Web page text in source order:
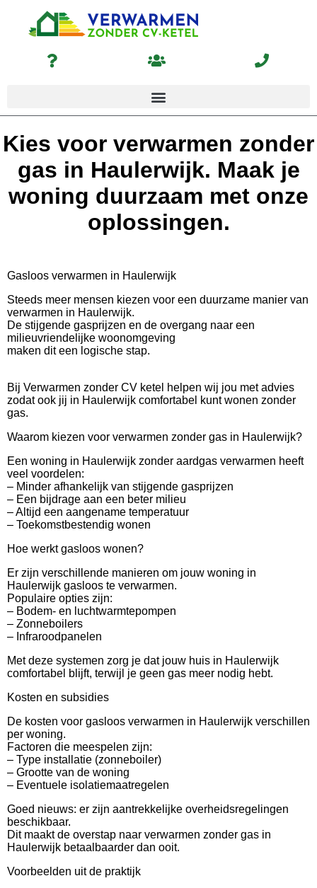
Kies voor verwarmen zonder
gas in Haulerwijk. Maak je
woning duurzaam met onze
oplossingen.
Gasloos verwarmen in Haulerwijk
Steeds meer mensen kiezen voor een duurzame manier van
verwarmen in Haulerwijk.
De stijgende gasprijzen en de overgang naar een
milieuvriendelijke woonomgeving
maken dit een logische stap.
Bij Verwarmen zonder CV ketel helpen wij jou met advies
zodat ook jij in Haulerwijk comfortabel kunt wonen zonder
gas.
Waarom kiezen voor verwarmen zonder gas in Haulerwijk?
Een woning in Haulerwijk zonder aardgas verwarmen heeft
veel voordelen:
– Minder afhankelijk van stijgende gasprijzen
– Een bijdrage aan een beter milieu
– Altijd een aangename temperatuur
– Toekomstbestendig wonen
Hoe werkt gasloos wonen?
Er zijn verschillende manieren om jouw woning in
Haulerwijk gasloos te verwarmen.
Populaire opties zijn:
– Bodem- en luchtwarmtepompen
– Zonneboilers
– Infraroodpanelen
Met deze systemen zorg je dat jouw huis in Haulerwijk
comfortabel blijft, terwijl je geen gas meer nodig hebt.
Kosten en subsidies
De kosten voor gasloos verwarmen in Haulerwijk verschillen
per woning.
Factoren die meespelen zijn:
– Type installatie (zonneboiler)
– Grootte van de woning
– Eventuele isolatiemaatregelen
Goed nieuws: er zijn aantrekkelijke overheidsregelingen
beschikbaar.
Dit maakt de overstap naar verwarmen zonder gas in
Haulerwijk betaalbaarder dan ooit.
Voorbeelden uit de praktijk